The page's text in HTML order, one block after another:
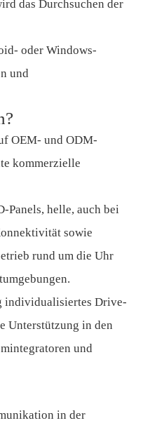
das Durchsuchen der
oder Windows-
und
OEM- und ODM-
kommerzielle
helle, auch bei
sowie
rund um die Uhr
individualisiertes Drive-
Unterstützung in den
und
in der